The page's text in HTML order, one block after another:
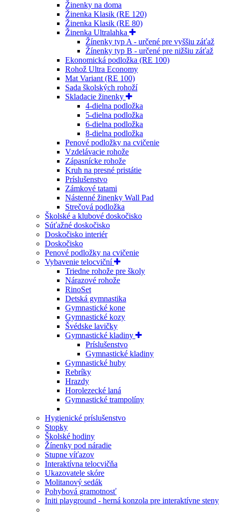
Žinenky na doma
Žinenka Klasik (RE 120)
Žinenka Klasik (RE 80)
Žinenka Ultralahka
Žínenky typ A - určené pre vyššiu záťaž
Žínenky typ B - určené pre nižšiu záťaž
Ekonomická podložka (RE 100)
Rohož Ultra Economy
Mat Variant (RE 100)
Sada školských rohoží
Skladacie žinenky
4-dielna podložka
5-dielna podložka
6-dielna podložka
8-dielna podložka
Penové podložky na cvičenie
Vzdelávacie rohože
Zápasnícke rohože
Kruh na presné pristátie
Príslušenstvo
Zámkové tatami
Nástenné žinenky Wall Pad
Strečová podložka
Školské a klubové doskočisko
Súťažné doskočisko
Doskočisko interiér
Doskočisko
Penové podložky na cvičenie
Vybavenie telocviční
Triedne rohože pre školy
Nárazové rohože
RinoSet
Detská gymnastika
Gymnastické kone
Gymnastické kozy
Švédske lavičky
Gymnastické kladiny
Príslušenstvo
Gymnastické kladiny
Gymnastické huby
Rebríky
Hrazdy
Horolezecké laná
Gymnastické trampolíny
Hygienické príslušenstvo
Stopky
Školské hodiny
Žínenky pod náradie
Stupne víťazov
Interaktívna telocvičňa
Ukazovatele skóre
Molitanový sedák
Pohybová gramotnosť
Initi playground - herná konzola pre interaktívne steny